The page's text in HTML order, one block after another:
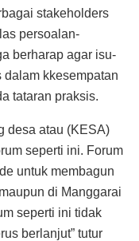
stakeholders
persoalan-
berharap agar isu-
kkesempatan
tataran praksis.
desa atau (KESA)
seperti ini. Forum
untuk membagun
di Manggarai
seperti ini tidak
berlanjut” tutur